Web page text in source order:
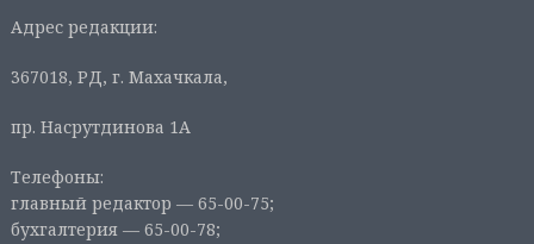
Адрес редакции:
367018, РД, г. Махачкала,
пр. Насрутдинова 1А
Телефоны:
главный редактор — 65-00-75;
бухгалтерия — 65-00-78;